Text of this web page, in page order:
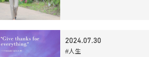
2024.07.30
#人生